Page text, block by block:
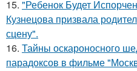
15. "Ребенок Будет
Кузнецова призвала
сцену".
16. Тайны оскароносного
парадоксов в фильме